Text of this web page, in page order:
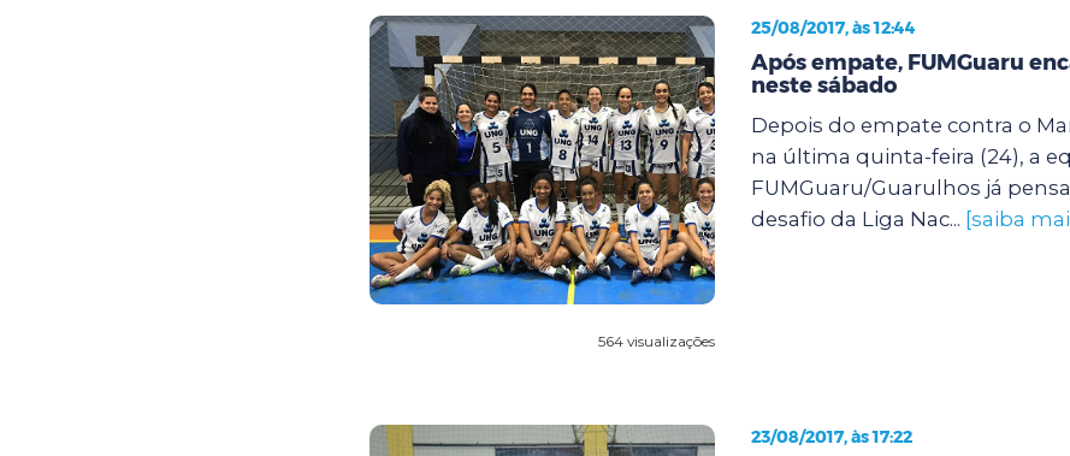
564 visualizações
25/08/2017, às 12:44
Após empate, FUMGuaru
neste sábado
Depois do empate contra o
na última quinta-feira (24), a
FUMGuaru/Guarulhos já
desafio da Liga Nac... [saiba
23/08/2017, às 17:22